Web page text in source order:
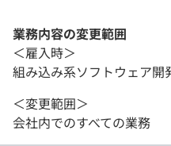
業務内容の変更範囲
＜雇入時＞
組み込み系ソフトウェア開
＜変更範囲＞
会社内でのすべての業務